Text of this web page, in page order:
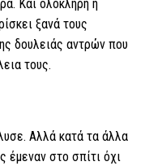
Και ολόκληρη η
ξανά τους
δουλειάς αντρών που
τους.
Αλλά κατά τα άλλα
έμεναν στο σπίτι όχι